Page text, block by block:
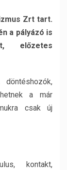
Zrt tart.
a pályázó is
előzetes
a már
csak új
kontakt,